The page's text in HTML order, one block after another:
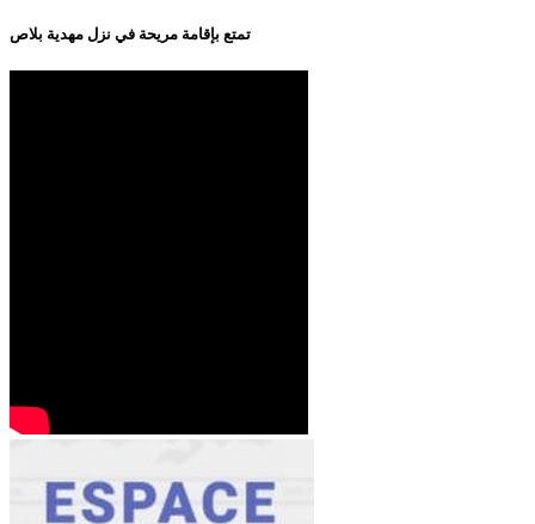
تمتع بإقامة مريحة في نزل مهدية بلاص